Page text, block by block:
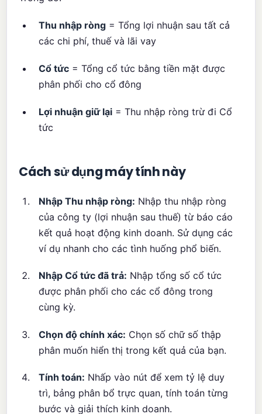
Thu nhập ròng = Tổng lợi nhuận sau tất cả
các chi phí, thuế và lãi vay
Cổ tức = Tổng cổ tức bằng tiền mặt được
phân phối cho cổ đông
Lợi nhuận giữ lại = Thu nhập ròng trừ đi Cổ
tức
Cách sử dụng máy tính này
Nhập Thu nhập ròng: Nhập thu nhập ròng
của công ty (lợi nhuận sau thuế) từ báo cáo
kết quả hoạt động kinh doanh. Sử dụng các
ví dụ nhanh cho các tình huống phổ biến.
Nhập Cổ tức đã trả: Nhập tổng số cổ tức
được phân phối cho các cổ đông trong
cùng kỳ.
Chọn độ chính xác: Chọn số chữ số thập
phân muốn hiển thị trong kết quả của bạn.
Tính toán: Nhấp vào nút để xem tỷ lệ duy
trì, bảng phân bổ trực quan, tính toán từng
bước và giải thích kinh doanh.